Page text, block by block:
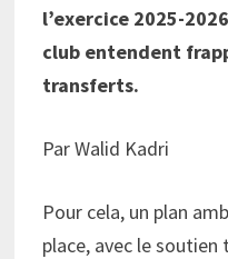
l’exercice 2025-
club entendent
transferts.
Par Walid Kadri
Pour cela, un plan
place, avec le